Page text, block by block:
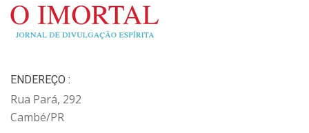
ENDEREÇO :
Rua Pará, 292
Cambé/PR